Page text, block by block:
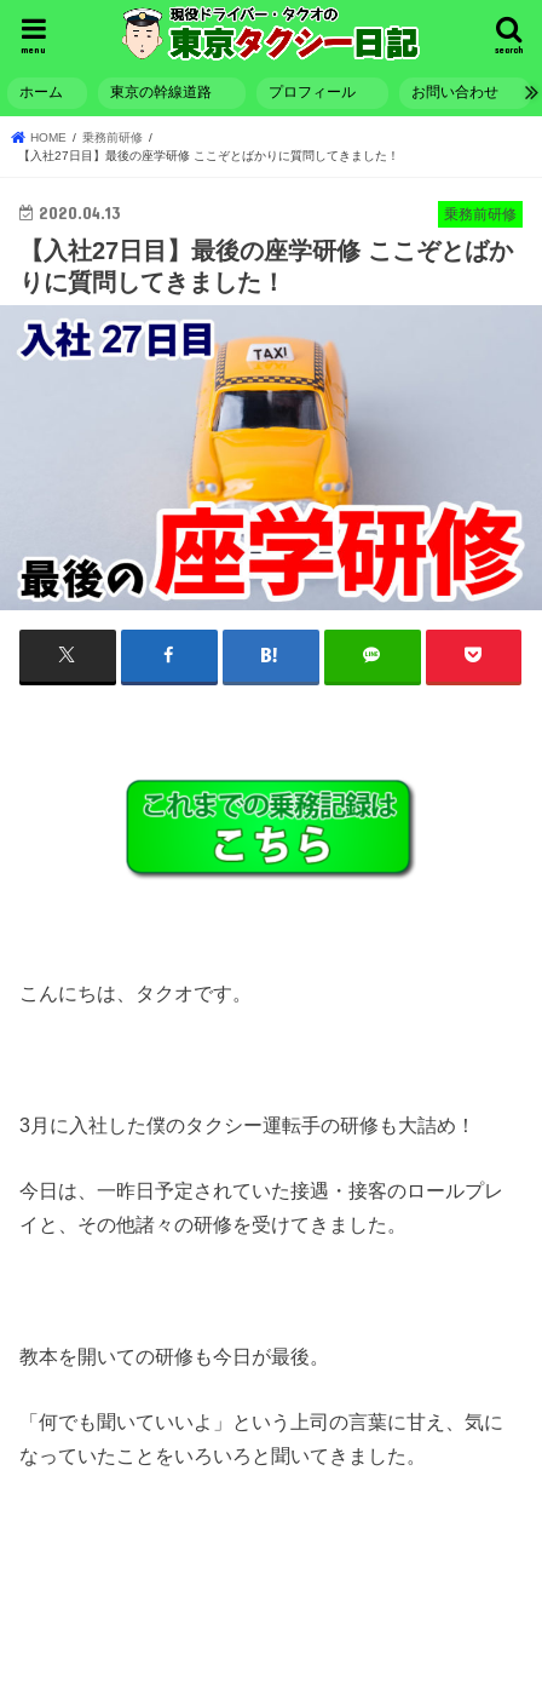
search
menu
ホーム 東京の幹線道路 プロフィール お問い合わせ
HOME
乗務前研修
【入社27日目】最後の座学研修 ここぞとばかりに質問してきました！
乗務前研修
2020.04.13
【入社27日目】最後の座学研修 ここぞとばか
りに質問してきました！
こんにちは、タクオです。
3月に入社した僕のタクシー運転手の研修も大詰め！
今日は、一昨日予定されていた接遇・接客のロールプレ
イと、 その他諸々の研修を受けてきました。
教本を開いての研修も今日が最後。
「何でも聞いていいよ」という上司の言葉に甘え、気に
なっていたことをいろいろと聞いてきました。